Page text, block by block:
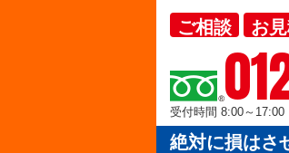
ご相談 お
受付時間 8:00～
絶対に損はさ